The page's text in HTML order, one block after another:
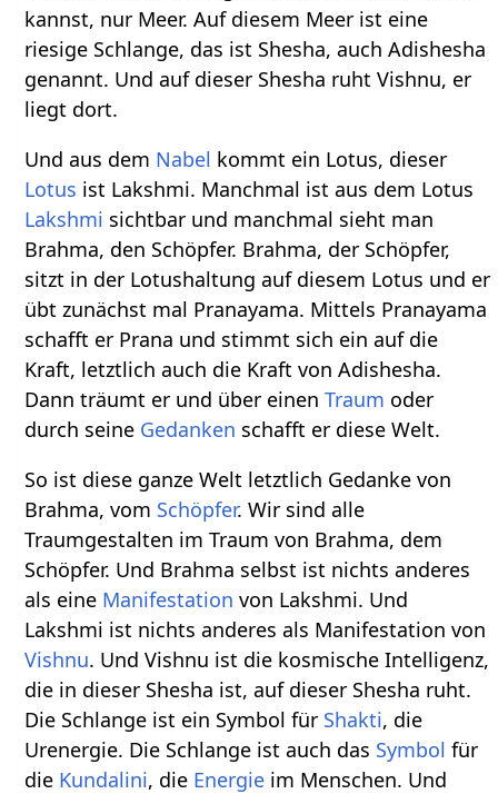
kannst, nur Meer. Auf diesem Meer ist eine
riesige Schlange, das ist Shesha, auch Adishesha
genannt. Und auf dieser Shesha ruht Vishnu, er
liegt dort.
Und aus dem Nabel kommt ein Lotus, dieser
Lotus ist Lakshmi. Manchmal ist aus dem Lotus
Lakshmi sichtbar und manchmal sieht man
Brahma, den Schöpfer. Brahma, der Schöpfer,
sitzt in der Lotushaltung auf diesem Lotus und er
übt zunächst mal Pranayama. Mittels Pranayama
schafft er Prana und stimmt sich ein auf die
Kraft, letztlich auch die Kraft von Adishesha.
Dann träumt er und über einenTraum oder
durch seine Gedanken schafft er diese Welt.
So ist diese ganze Welt letztlich Gedanke von
Brahma, vom Schöpfer. Wir sind alle
Traumgestalten im Traum von Brahma, dem
Schöpfer. Und Brahma selbst ist nichts anderes
als eine Manifestation von Lakshmi. Und
Lakshmi ist nichts anderes als Manifestation von
Vishnu. Und Vishnu ist die kosmische Intelligenz,
die in dieser Shesha ist, auf dieser Shesha ruht.
Die Schlange ist ein Symbol für Shakti, die
Urenergie. Die Schlange ist auch das Symbol für
die Kundalini, die Energie im Menschen. Und